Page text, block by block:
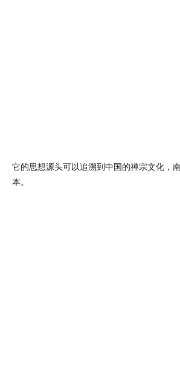
它的思想源头可以追溯到中国的禅宗文化，
本。